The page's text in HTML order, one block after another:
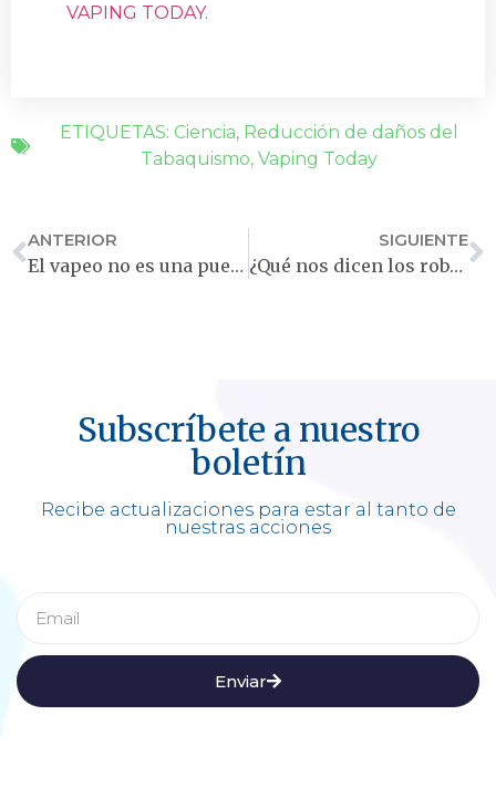
VAPING TODAY.
ETIQUETAS: Ciencia, Reducción de daños del
Tabaquismo, Vaping Today
ANTERIOR
El vapeo no es una puerta de entrada al cigarrillo
SIGUIENTE
¿Qué nos dicen los robos de productos de tabaco en Nueva Zelanda sobre el control del tabaco?
Subscríbete a nuestro
boletín
Recibe actualizaciones para estar al tanto de
nuestras acciones
Enviar